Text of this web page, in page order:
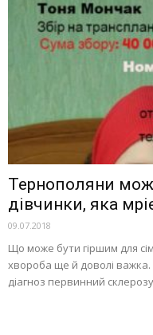
Тернополяни
дівчинки, яка
09.07.2018
Що може бути гіршим для
хвороба ще й доволі важка.
діагноз первинний